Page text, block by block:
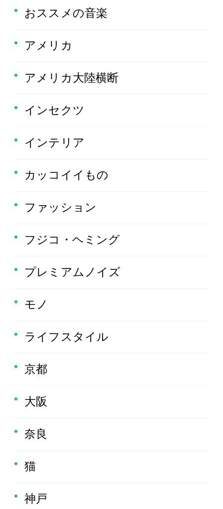
おススメの音楽
アメリカ
アメリカ大陸横断
インセクツ
インテリア
カッコイイもの
ファッション
フジコ・ヘミング
プレミアムノイズ
モノ
ライフスタイル
京都
大阪
奈良
猫
神戸